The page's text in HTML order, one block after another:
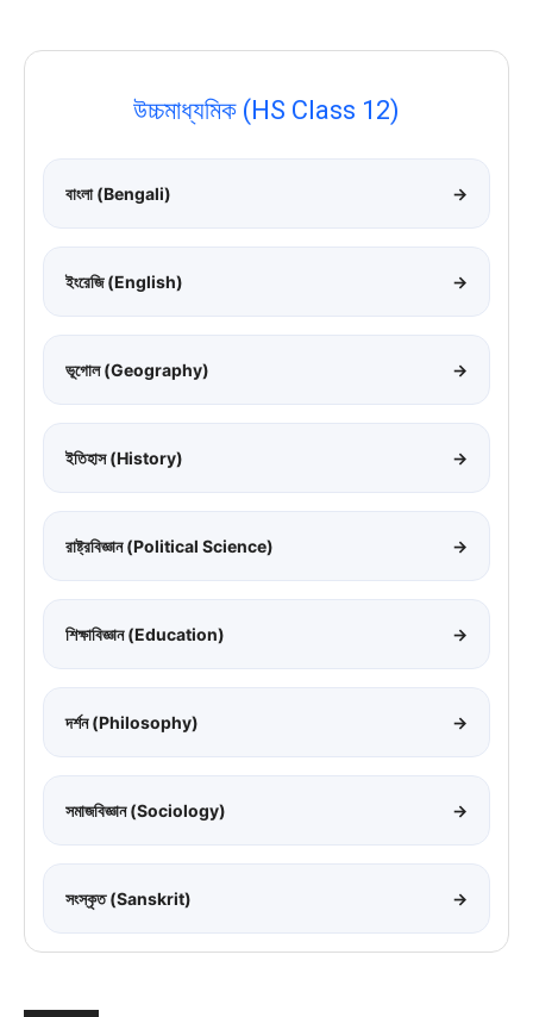
উচ্চমাধ্যমিক (HS Class 12)
বাংলা (Bengali) →
ইংরেজি (English) →
ভূগোল (Geography) →
ইতিহাস (History) →
রাষ্ট্রবিজ্ঞান (Political Science) →
শিক্ষাবিজ্ঞান (Education) →
দর্শন (Philosophy) →
সমাজবিজ্ঞান (Sociology) →
সংস্কৃত (Sanskrit) →